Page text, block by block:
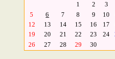
1
2 3
5
6 7 8 9 10
12
13 14 15 16 17
19
20 21 22 23 24
26
27 28 29 30